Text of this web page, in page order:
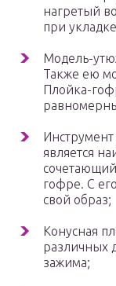
нагретый
при
Модель-
Также ею
Плойка-
Инструмент
является
гофре. С
свой образ;
Конусная
различных
зажима;